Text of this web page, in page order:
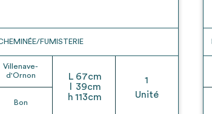
FUMISTERIE
Villenave-
d'Ornon
Bon
L 67cm
39cm
h 113cm
1
Unité